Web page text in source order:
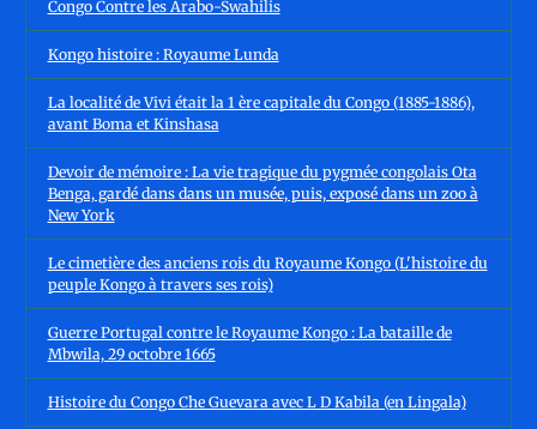
Congo Contre les Arabo-Swahilis
Kongo histoire : Royaume Lunda
La localité de Vivi était la 1 ère capitale du Congo (1885-1886),
avant Boma et Kinshasa
Devoir de mémoire : La vie tragique du pygmée congolais Ota
Benga, gardé dans dans un musée, puis, exposé dans un zoo à
New York
Le cimetière des anciens rois du Royaume Kongo (L'histoire du
peuple Kongo à travers ses rois)
Guerre Portugal contre le Royaume Kongo : La bataille de
Mbwila, 29 octobre 1665
Histoire du Congo Che Guevara avec L D Kabila (en Lingala)